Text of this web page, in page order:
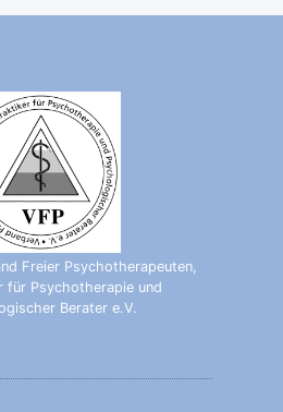
Freier Psychotherapeuten,
für Psychotherapie und
Berater e.V.